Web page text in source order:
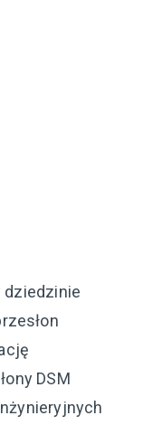
dziedzinie
DSM